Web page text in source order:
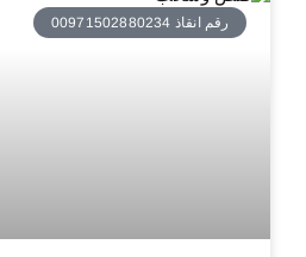
رقم انقاذ 00971502880234